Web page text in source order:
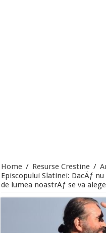
Home / Resurse Crestine /
Episcopului Slatinei: DacÄƒ
de lumea noastrÄƒ se va